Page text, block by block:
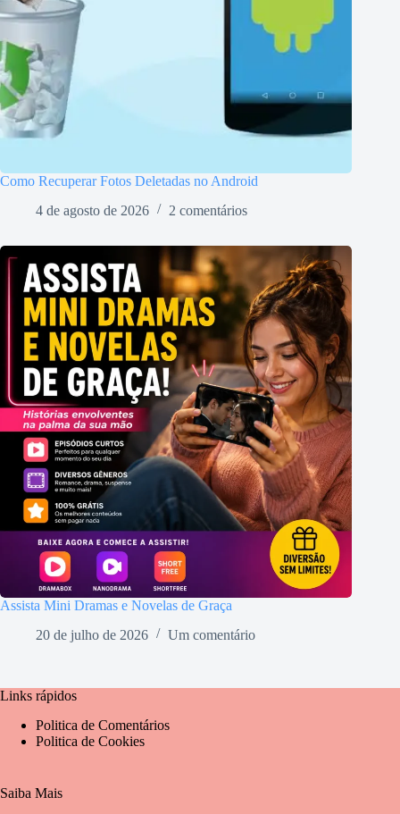
Como Recuperar Fotos Deletadas no Android
4 de agosto de 2026
2 comentários
Assista Mini Dramas e Novelas de Graça
20 de julho de 2026
Um comentário
Links rápidos
Politica de Comentários
Politica de Cookies
Saiba Mais